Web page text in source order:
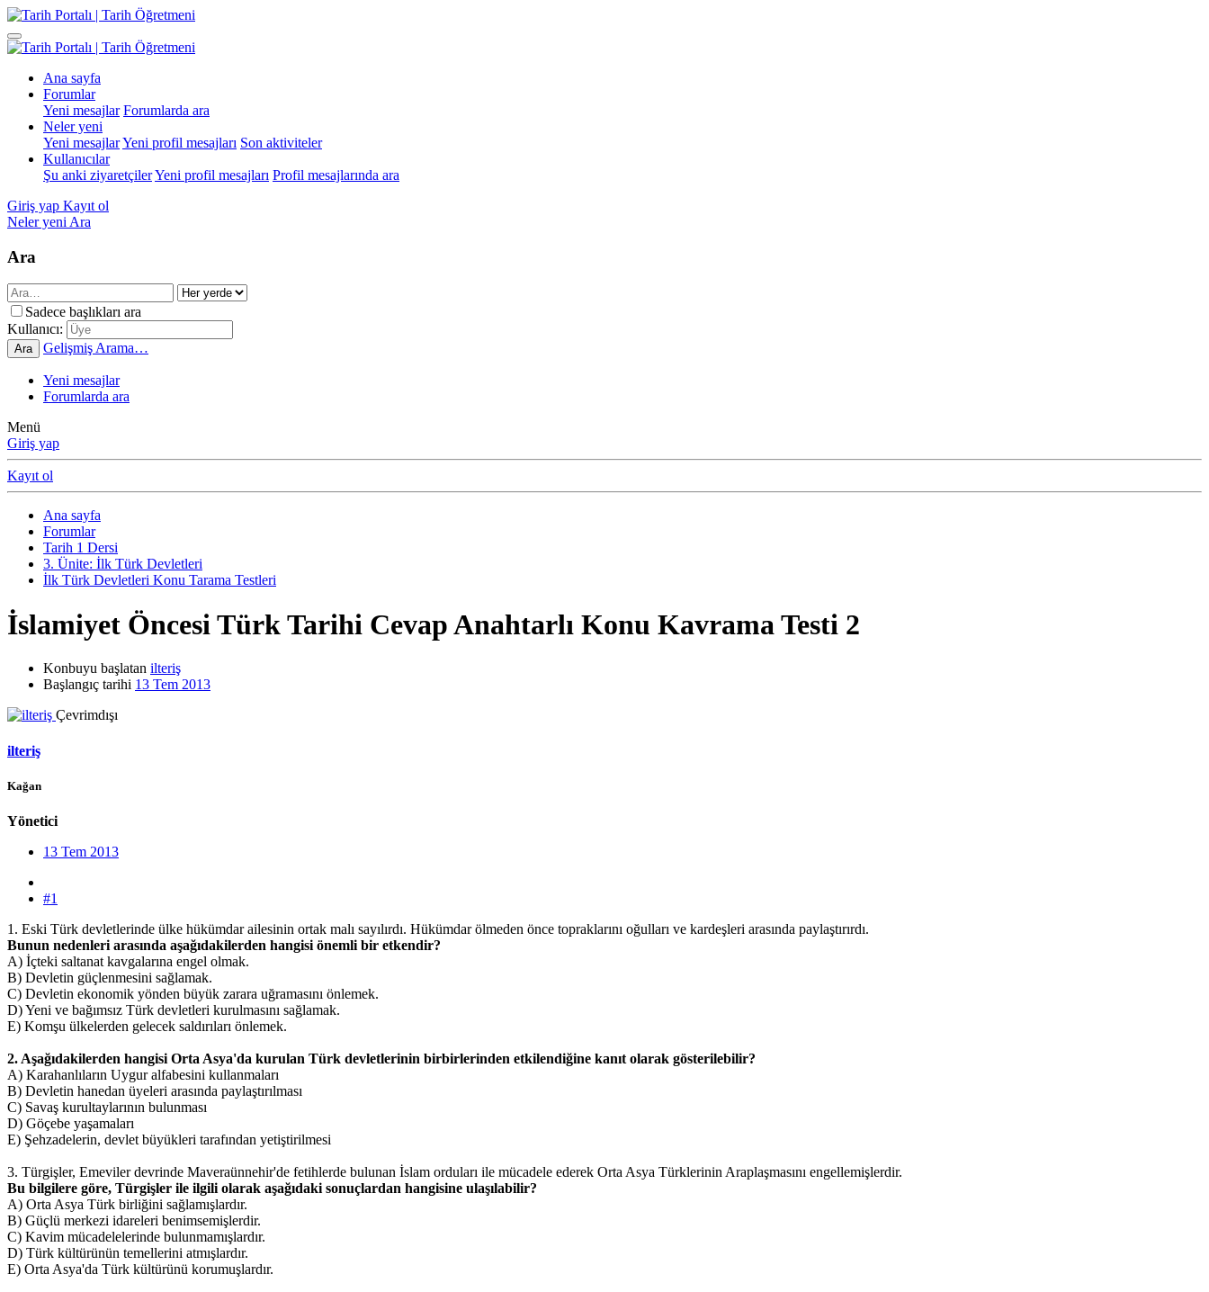
Ana sayfa
Forumlar
Yeni mesajlar Forumlarda ara
Neler yeni
Yeni mesajlarYeni profil mesajları Son aktiviteler
Kullanıcılar
Şu anki ziyaretçilerYeni profil mesajları Profil mesajlarında ara
Giriş yap Kayıt ol
Neler yeni Ara
Ara
Sadece başlıkları ara
Kullanıcı:
Ara Gelişmiş Arama…
Yeni mesajlar
Forumlarda ara
Menü
Giriş yap
Kayıt ol
Ana sayfa
Forumlar
Tarih 1 Dersi
3. Ünite: İlk Türk Devletleri
İlk Türk Devletleri Konu Tarama Testleri
İslamiyet Öncesi Türk Tarihi Cevap Anahtarlı Konu Kavrama Testi 2
Konbuyu başlatan ilteriş
Başlangıç tarihi 13 Tem 2013
Çevrimdışı
ilteriş
Kağan
Yönetici
13 Tem 2013
#1
1. Eski Türk devletlerinde ülke hükümdar ailesinin ortak malı sayılırdı. Hükümdar ölmeden önce topraklarını oğulları ve kardeşleri arasında paylaştırırdı.
Bunun nedenleri arasında aşağıdakilerden hangisi önemli bir etkendir?
A) İçteki saltanat kavgalarına engel olmak.
B) Devletin güçlenmesini sağlamak.
C) Devletin ekonomik yönden büyük zarara uğramasını önlemek.
D) Yeni ve bağımsız Türk devletleri kurulmasını sağlamak.
E) Komşu ülkelerden gelecek saldırıları önlemek.
2. Aşağıdakilerden hangisi Orta Asya'da kurulan Türk devletlerinin birbirlerinden etkilendiğine kanıt olarak gösterilebilir?
A) Karahanlıların Uygur alfabesini kullanmaları
B) Devletin hanedan üyeleri arasında paylaştırılması
C) Savaş kurultaylarının bulunması
D) Göçebe yaşamaları
E) Şehzadelerin, devlet büyükleri tarafından yetiştirilmesi
3. Türgişler, Emeviler devrinde Maveraünnehir'de fetihlerde bulunan İslam orduları ile mücadele ederek Orta Asya Türklerinin Araplaşmasını engellemişlerdir.
Bu bilgilere göre, Türgişler ile ilgili olarak aşağıdaki sonuçlardan hangisine ulaşılabilir?
A) Orta Asya Türk birliğini sağlamışlardır.
B) Güçlü merkezi idareleri benimsemişlerdir.
C) Kavim mücadelelerinde bulunmamışlardır.
D) Türk kültürünün temellerini atmışlardır.
E) Orta Asya'da Türk kültürünü korumuşlardır.